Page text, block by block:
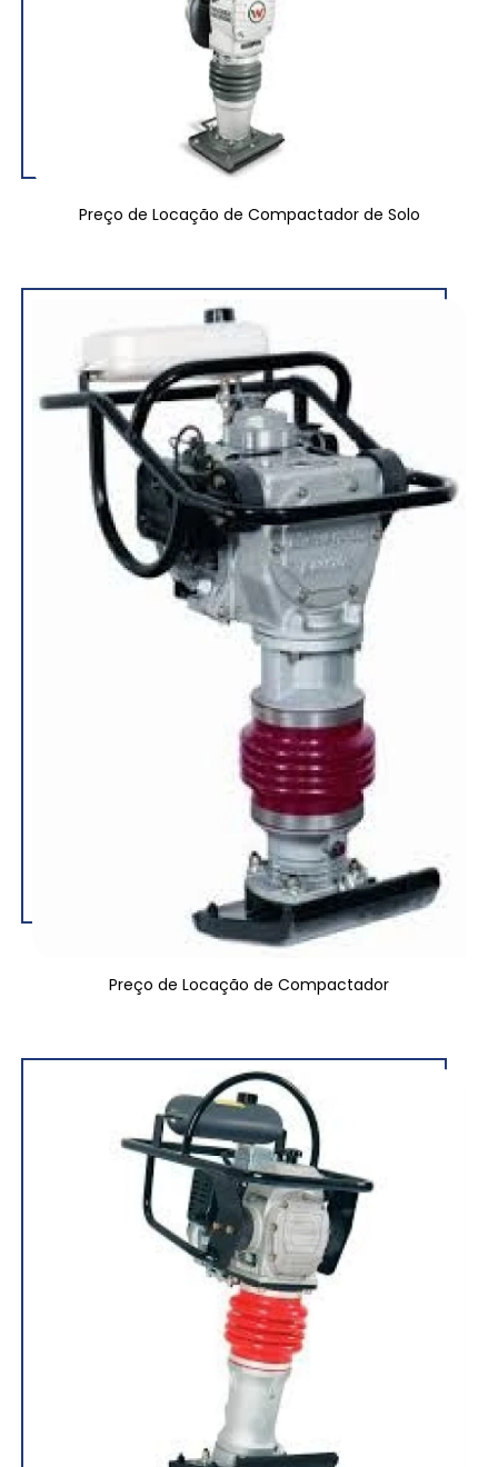
Preço de Locação de Compactador de Solo
Preço de Locação de Compactador